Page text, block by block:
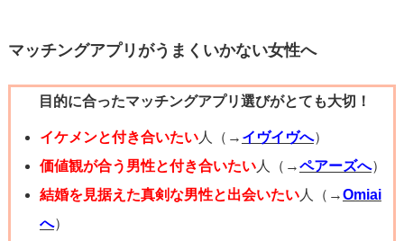
のやり取りを進めてはいかがでしょうか。
すか？私は●日と●日は都合がいいので、よければ予約した
いと思っています。都合が悪ければ、別な日を教えてもら
えると嬉しいです」のように、忙しくてもお相手様が最低
限の返信で済むようにメッセージを送って、様子を見られ
てはいかがでしょう。
マッチングアプリがうまくいかない女性へ
目的に合ったマッチングアプリ選びがとても大切！
イケメンと付き合いたい人（→ イヴイヴへ）
価値観が合う男性と付き合いたい人（→ペアーズへ）
結婚を見据えた真剣な男性と出会いたい人（→Omiai
へ）